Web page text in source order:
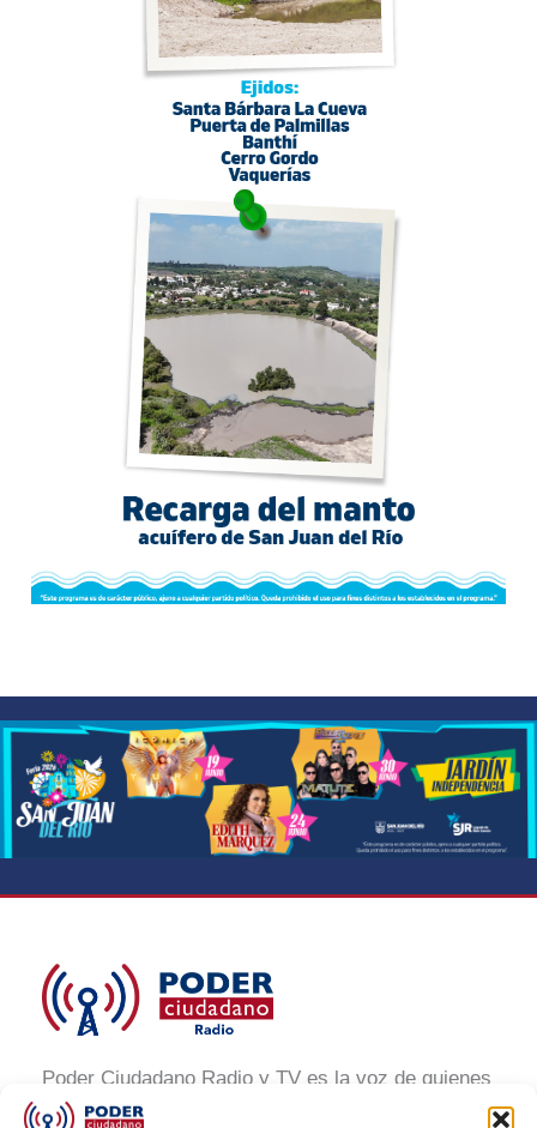
Poder Ciudadano Radio y TV es la voz de quienes
buscan un México informado y participativo.